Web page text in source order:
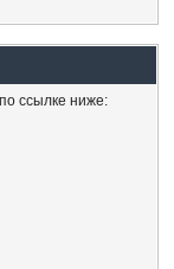
ссылке ниже: